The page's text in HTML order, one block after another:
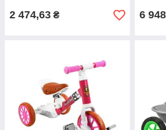
2 474,63 ₴ 6